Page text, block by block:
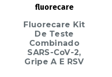
fluorecare
Fluorecare Kit
De Teste
Combinado
SARS-CoV-2,
Gripe A E RSV